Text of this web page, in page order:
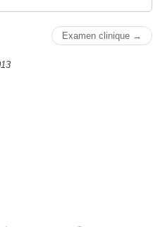
Examen clinique →